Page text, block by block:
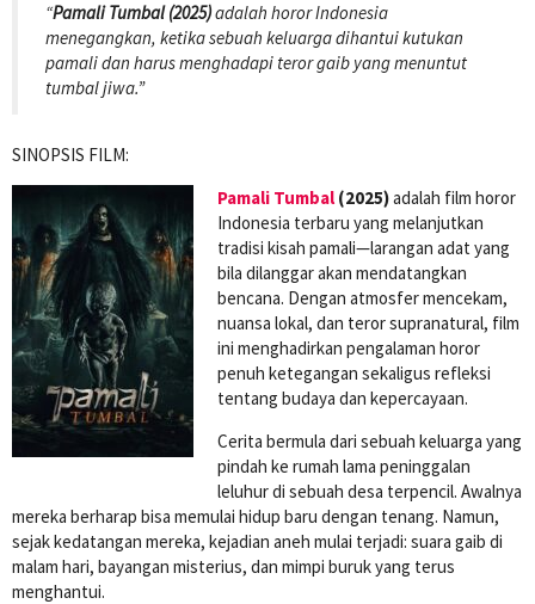
“Pamali Tumbal (2025)adalah horor Indonesia
menegangkan, ketika sebuah keluarga dihantui kutukan
pamali dan harus menghadapi teror gaib yang menuntut
tumbal jiwa.”
SINOPSIS FILM:
Pamali Tumbal (2025)adalah film horor
Indonesia terbaru yang melanjutkan
tradisi kisah pamali—larangan adat yang
bila dilanggar akan mendatangkan
bencana. Dengan atmosfer mencekam,
nuansa lokal, dan teror supranatural, film
ini menghadirkan pengalaman horor
penuh ketegangan sekaligus refleksi
tentang budaya dan kepercayaan.
Cerita bermula dari sebuah keluarga yang
pindah ke rumah lama peninggalan
leluhur di sebuah desa terpencil. Awalnya
mereka berharap bisa memulai hidup baru dengan tenang. Namun,
sejak kedatangan mereka, kejadian aneh mulai terjadi: suara gaib di
malam hari, bayangan misterius, dan mimpi buruk yang terus
menghantui.